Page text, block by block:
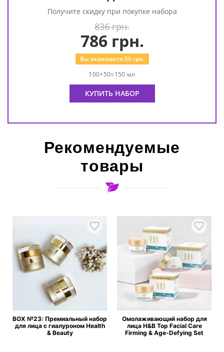
Получите скидку при покупке набора
836 грн.
786грн.
Вы экономите:50грн.
100+50=150 мл
КУПИТЬ НАБОР
Рекомендуемые
товары
BOX №23: Премиальный набор
для лица с гиалуроном Health
& Beauty
Омолаживающий набор для
лица H&B Top Facial Care
Firming & Age-Defying Set